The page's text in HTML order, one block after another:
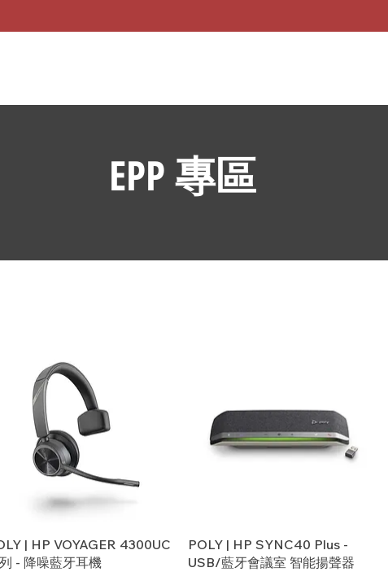
EPP 專區
快速瀏覽
| HP VOYAGER 4300UC
- 降噪藍牙耳機
快速瀏覽
POLY | HP SYNC40 Plus -
USB/藍牙會議室 智能揚聲器